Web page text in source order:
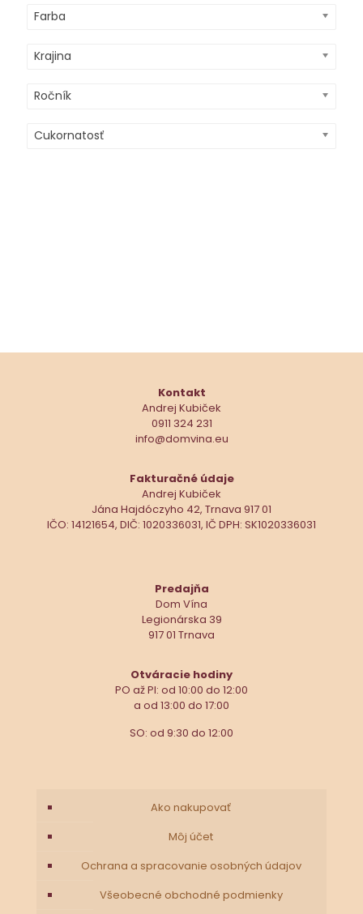
Farba
Krajina
Ročník
Cukornatosť
Kontakt
Andrej Kubiček
0911 324 231
info@domvina.eu
Fakturačné údaje
Andrej Kubiček
Jána Hajdóczyho 42, Trnava 917 01
IČO: 14121654, DIČ: 1020336031, IČ DPH: SK1020336031
Predajňa
Dom Vína
Legionárska 39
917 01 Trnava
Otváracie hodiny
PO až PI: od 10:00 do 12:00
a od 13:00 do 17:00
SO: od 9:30 do 12:00
Ako nakupovať
Môj účet
Ochrana a spracovanie osobných údajov
Všeobecné obchodné podmienky